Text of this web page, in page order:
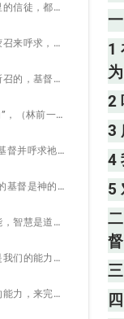
3 所有在主里的信徒，都该是呼求的人——徒九14，21，二二16。
4 我们已经蒙召来呼求，就是蒙神呼召来呼求主的名。
5 对那蒙神所召的，基督总是神的能力与神的智慧。
二 “那蒙召的”，（林前一24，）就是那些在永远里为神所拣选，（弗一4，）在时间里相信基督（徒十三48）的信徒。
三 对那相信基督并呼求祂名的人，祂总是神的能力与神的智慧。
四 钉十字架的基督是神的能力，为要拯救我们；也是神的智慧，为要完成祂的计划：
1 能力是才能，智慧是道路。
2 基督首先是我们的能力，然后是我们的智慧，也就是说，是我们的道路。
3 基督是神的能力，来完成神的经纶；祂也是神的智慧，就是神的道路，来完成神的经纶。
1
2
3
4
5